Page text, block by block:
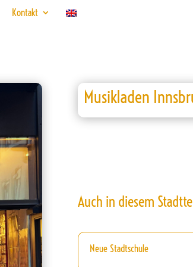
Kontakt
Musikladen
Auch in diesem
Neue Stadtschule